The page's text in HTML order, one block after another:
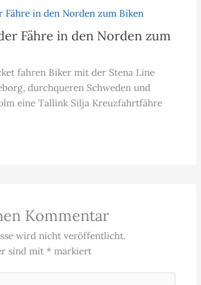
Fähre in den Norden zum
fahren Biker mit der Stena Line
durchqueren Schweden und
eine Tallink Silja Kreuzfahrtfähre
Kommentar
wird nicht veröffentlicht.
sind mit *markiert